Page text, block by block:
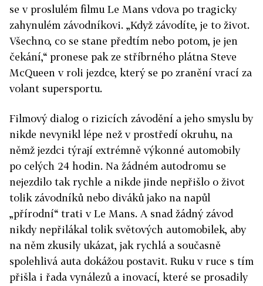
se v proslulém filmu Le Mans vdova po tragicky
zahynulém závodníkovi. „Když závodíte, je to život.
Všechno, co se stane předtím nebo potom, je jen
čekání,“ pronese pak ze stříbrného plátna Steve
McQueen v roli jezdce, který se po zranění vrací za
volant supersportu.
Filmový dialog o rizicích závodění a jeho smyslu by
nikde nevynikl lépe než v prostředí okruhu, na
němž jezdci týrají extrémně výkonné automobily
po celých 24 hodin. Na žádném autodromu se
nejezdilo tak rychle a nikde jinde nepřišlo o život
tolik závodníků nebo diváků jako na napůl
„přírodní“ trati v Le Mans. A snad žádný závod
nikdy nepřilákal tolik světových automobilek, aby
na něm zkusily ukázat, jak rychlá a současně
spolehlivá auta dokážou postavit. Ruku v ruce s tím
přišla i řada vynálezů a inovací, které se prosadily